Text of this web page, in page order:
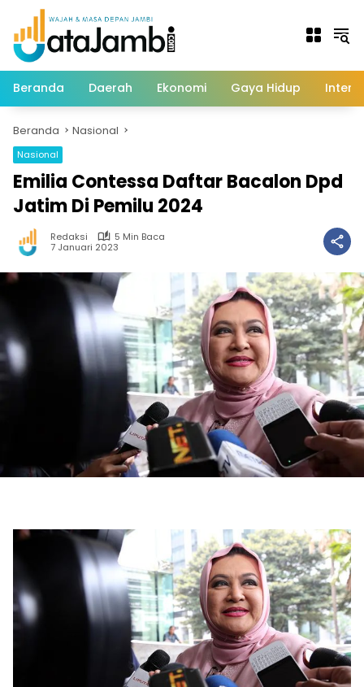
Langsung
konten
Beranda Daerah Ekonomi Gaya Hidup
Beranda Nasional
Nasional
Emilia Contessa Daftar Bacalon Dpd
Jatim Di Pemilu 2024
Redaksi
5 Min Baca
7 Januari 2023